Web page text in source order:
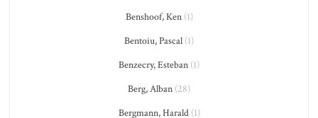
Benshoof, Ken(1)
Bentoiu, Pascal (1)
Benzecry, Esteban (1)
Berg, Alban (28)
Bergmann, Harald(1)